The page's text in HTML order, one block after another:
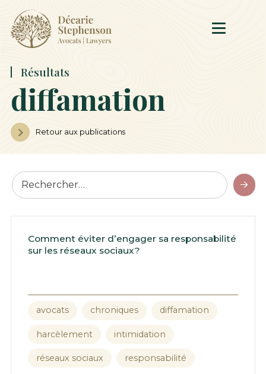
Résultats
diffamation
Retour aux publications
Comment éviter d’engager sa responsabilité
sur les réseaux sociaux?
avocats chroniques diffamation
harcèlement intimidation
réseaux sociaux responsabilité